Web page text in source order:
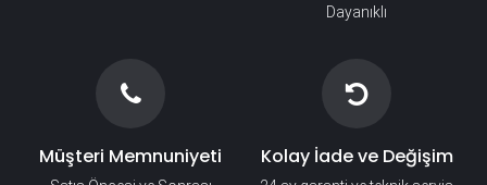
Dayanıklı
Müşteri Memnuniyeti Kolay İade ve Değişim